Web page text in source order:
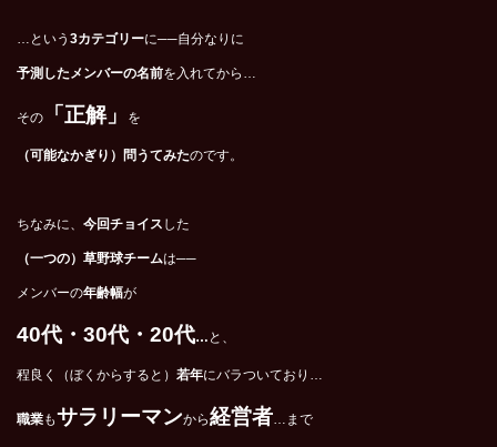
…という 3カテゴリーに──自分なりに
予測したメンバーの名前を入れてから…
その 「正解」 を
（可能なかぎり）問うてみたのです。
ちなみに、 今回チョイス した
（一つの）草野球チームは──
メンバーの年齢幅が
40代・30代・20代… と、
程良く（ぼくからすると） 若年にバラついており…
職業もサラリーマンから経営者 …まで